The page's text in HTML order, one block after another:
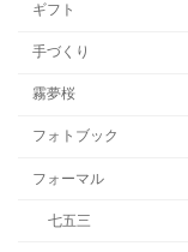
ギフト
手づくり
霧夢桜
フォトブック
フォーマル
七五三